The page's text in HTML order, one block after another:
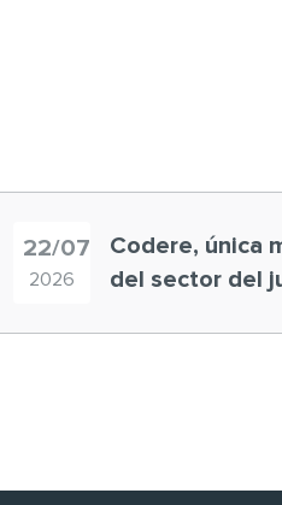
22/07
2026
Codere, única
del sector del